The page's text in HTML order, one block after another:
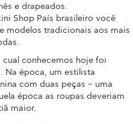
e drapeados.
Shop País brasileiro você
modelos tradicionais aos mais
conhecemos hoje foi
Na época, um estilista
com duas peças – uma
época as roupas deveriam
maior.